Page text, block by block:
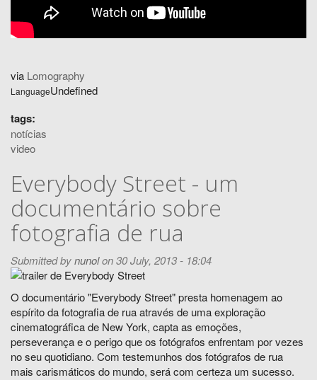
via Lomography
LanguageUndefined
tags:
notícias
video
Everybody Street - um
documentário sobre
fotografia de rua
Submitted bynunolon 30 July, 2013 - 18:04
O documentário "Everybody Street" presta homenagem ao
espírito da fotografia de rua através de uma exploração
cinematográfica de New York, capta as emoções,
perseverança e o perigo que os fotógrafos enfrentam por vezes
no seu quotidiano. Com testemunhos dos fotógrafos de rua
mais carismáticos do mundo, será com certeza um sucesso.